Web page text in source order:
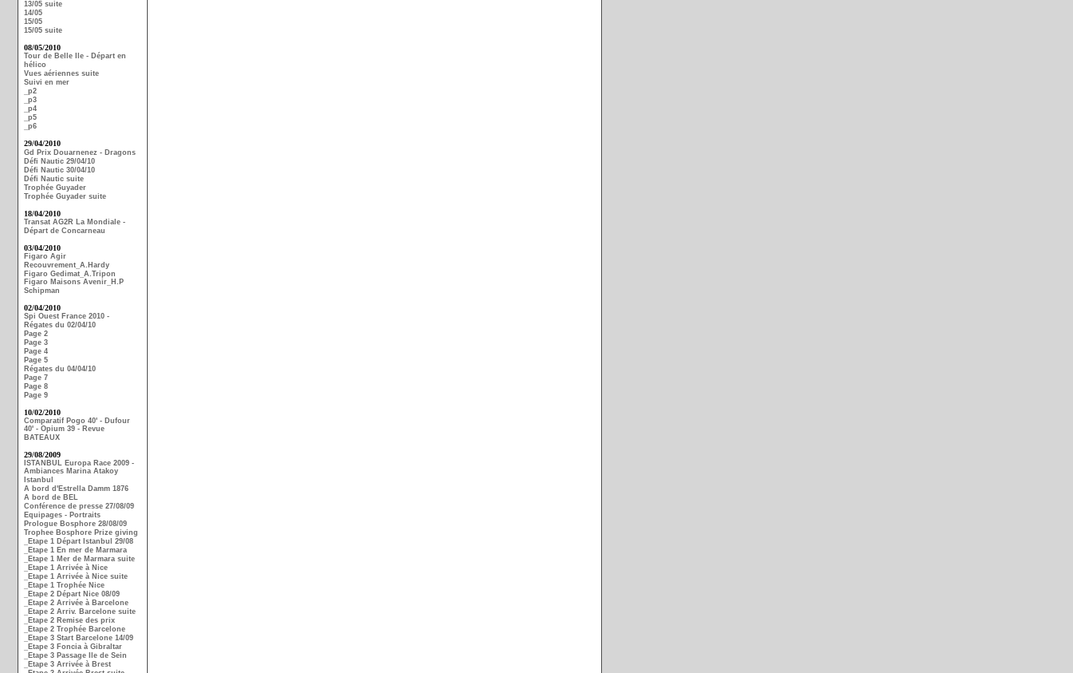
13/05 suite
14/05
15/05
15/05 suite
08/05/2010
Tour de Belle Ile - Départ en
hélico
Vues aériennes suite
Suivi en mer
_p2
_p3
_p4
_p5
_p6
29/04/2010
Gd Prix Douarnenez - Dragons
Défi Nautic 29/04/10
Défi Nautic 30/04/10
Défi Nautic suite
Trophée Guyader
Trophée Guyader suite
18/04/2010
Transat AG2R La Mondiale -
Départ de Concarneau
03/04/2010
Figaro Agir
Recouvrement_A.Hardy
Figaro Gedimat_A.Tripon
Figaro Maisons Avenir_H.P
Schipman
02/04/2010
Spi Ouest France 2010 -
Régates du 02/04/10
Page 2
Page 3
Page 4
Page 5
Régates du 04/04/10
Page 7
Page 8
Page 9
10/02/2010
Comparatif Pogo 40' - Dufour
40' - Opium 39 - Revue
BATEAUX
29/08/2009
ISTANBUL Europa Race 2009 -
Ambiances Marina Atakoy
Istanbul
A bord d'Estrella Damm 1876
A bord de BEL
Conférence de presse 27/08/09
Equipages - Portraits
Prologue Bosphore 28/08/09
Trophee Bosphore Prize giving
_Etape 1 Départ Istanbul 29/08
_Etape 1 En mer de Marmara
_Etape 1 Mer de Marmara suite
_Etape 1 Arrivée à Nice
_Etape 1 Arrivée à Nice suite
_Etape 1 Trophée Nice
_Etape 2 Départ Nice 08/09
_Etape 2 Arrivée à Barcelone
_Etape 2 Arriv. Barcelone suite
_Etape 2 Remise des prix
_Etape 2 Trophée Barcelone
_Etape 3 Start Barcelone 14/09
_Etape 3 Foncia à Gibraltar
_Etape 3 Passage Ile de Sein
_Etape 3 Arrivée à Brest